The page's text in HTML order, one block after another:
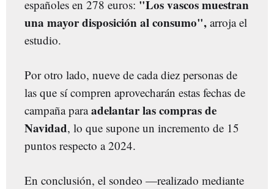
españoles en 278 euros: "Los vascos muestran
una mayor disposición al consumo", arroja el
estudio.
Por otro lado, nueve de cada diez personas de
las que sí compren aprovecharán estas fechas de
campaña paraadelantar las compras de
Navidad, lo que supone un incremento de 15
puntos respecto a 2024.
En conclusión, el sondeo —realizado mediante